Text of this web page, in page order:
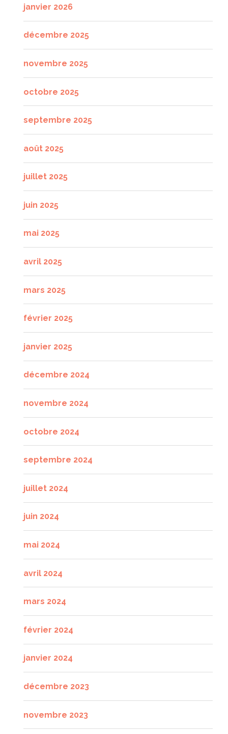
janvier 2026
décembre 2025
novembre 2025
octobre 2025
septembre 2025
août 2025
juillet 2025
juin 2025
mai 2025
avril 2025
mars 2025
février 2025
janvier 2025
décembre 2024
novembre 2024
octobre 2024
septembre 2024
juillet 2024
juin 2024
mai 2024
avril 2024
mars 2024
février 2024
janvier 2024
décembre 2023
novembre 2023